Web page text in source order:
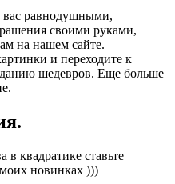
вас равнодушными,
своими руками,
на нашем сайте.
и переходите к
шедевров. Еще больше
в квадратике ставьте
новинках )))